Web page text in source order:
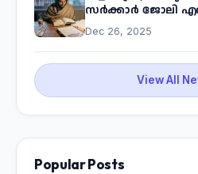
സർക്കാർ ജോലി
Dec 26, 2025
View All
Popular Posts